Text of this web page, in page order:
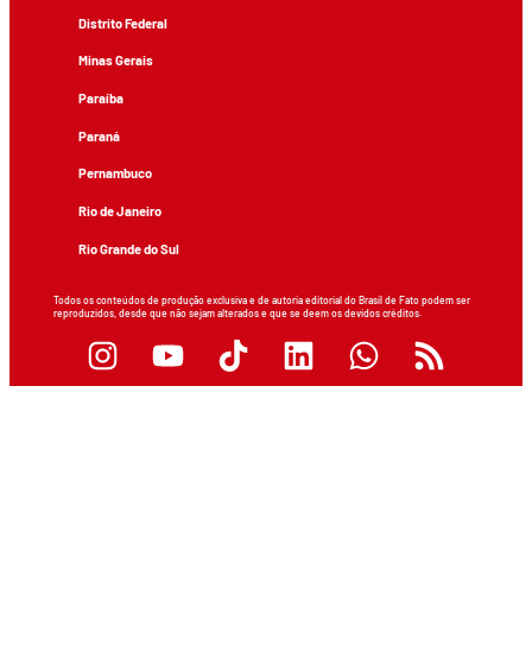
Distrito Federal
Minas Gerais
Paraíba
Paraná
Pernambuco
Rio de Janeiro
Rio Grande do Sul
Todos os conteúdos de produção exclusiva e de autoria editorial do Brasil de Fato podem ser
reproduzidos, desde que não sejam alterados e que se deem os devidos créditos.